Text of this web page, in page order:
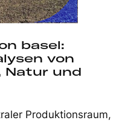
basel:
von
Natur und
Produktionsraum,